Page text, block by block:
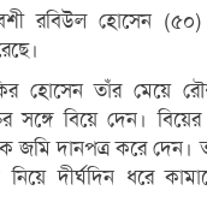
রবিউল হোসেন (৫০)
হোসেন তাঁর মেয়ে
সঙ্গে বিয়ে দেন।
জমি দানপত্র করে দেন।
দীর্ঘদিন ধরে